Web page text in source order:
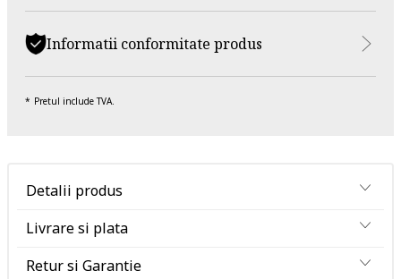
Informatii conformitate produs
Pretul include TVA.
Detalii produs
Livrare si plata
Retur si Garantie